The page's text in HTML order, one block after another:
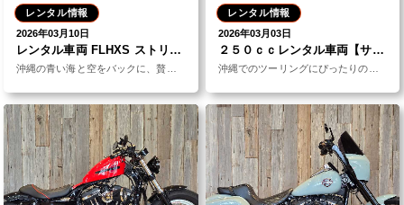
レンタル情報
2026年03月10日
レンタル車両 FLHXS ストリートグライド
レンタル情報
2026年03月03日
２５０ｃｃレンタル車両【サンダー250】